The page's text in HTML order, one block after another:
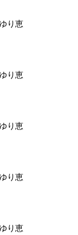
り恵
り恵
り恵
り恵
り恵